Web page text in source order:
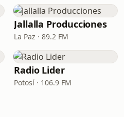
Jallalla Producciones
La Paz · 89.2 FM
Radio Lider
Potosí · 106.9 FM